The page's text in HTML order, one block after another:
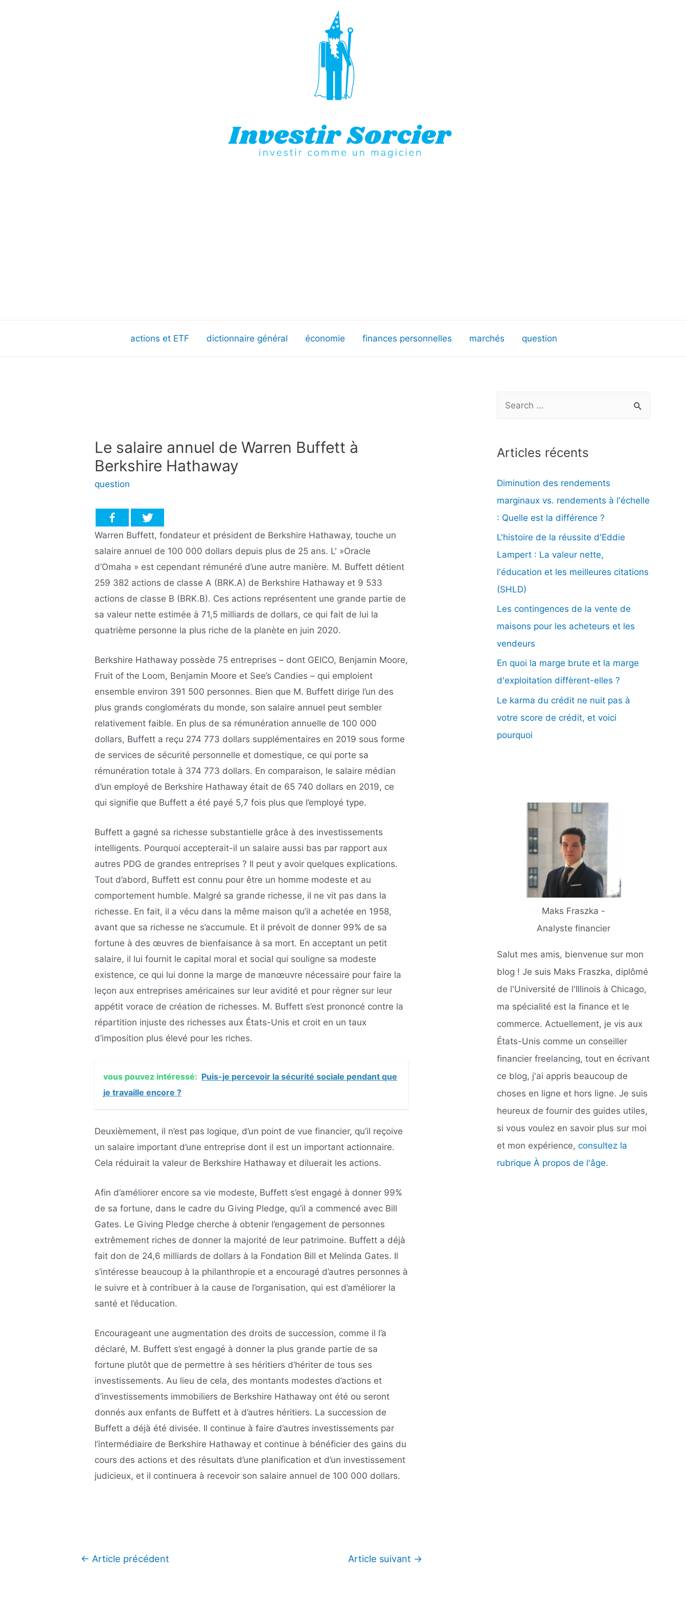
actions et ETF dictionnaire général économie finances personnelles marchés question
Le salaire annuel de Warren Buffett à
Berkshire Hathaway
question
Warren Buffett, fondateur et président de Berkshire Hathaway, touche un
salaire annuel de 100 000 dollars depuis plus de 25 ans. L' »Oracle
d’Omaha » est cependant rémunéré d’une autre manière. M. Buffett détient
259 382 actions de classe A (BRK.A) de Berkshire Hathaway et 9 533
actions de classe B (BRK.B). Ces actions représentent une grande partie de
sa valeur nette estimée à 71,5 milliards de dollars, ce qui fait de lui la
quatrième personne la plus riche de la planète en juin 2020.
Berkshire Hathaway possède 75 entreprises – dont GEICO, Benjamin Moore,
Fruit of the Loom, Benjamin Moore et See’s Candies – qui emploient
ensemble environ 391 500 personnes. Bien que M. Buffett dirige l’un des
plus grands conglomérats du monde, son salaire annuel peut sembler
relativement faible. En plus de sa rémunération annuelle de 100 000
dollars, Buffett a reçu 274 773 dollars supplémentaires en 2019 sous forme
de services de sécurité personnelle et domestique, ce qui porte sa
rémunération totale à 374 773 dollars. En comparaison, le salaire médian
d’un employé de Berkshire Hathaway était de 65 740 dollars en 2019, ce
qui signifie que Buffett a été payé 5,7 fois plus que l’employé type.
Buffett a gagné sa richesse substantielle grâce à des investissements
intelligents. Pourquoi accepterait-il un salaire aussi bas par rapport aux
autres PDG de grandes entreprises ? Il peut y avoir quelques explications.
Tout d’abord, Buffett est connu pour être un homme modeste et au
comportement humble. Malgré sa grande richesse, il ne vit pas dans la
richesse. En fait, il a vécu dans la même maison qu’il a achetée en 1958,
avant que sa richesse ne s’accumule. Et il prévoit de donner 99% de sa
fortune à des œuvres de bienfaisance à sa mort. En acceptant un petit
salaire, il lui fournit le capital moral et social qui souligne sa modeste
existence, ce qui lui donne la marge de manœuvre nécessaire pour faire la
leçon aux entreprises américaines sur leur avidité et pour régner sur leur
appétit vorace de création de richesses. M. Buffett s’est prononcé contre la
répartition injuste des richesses aux États-Unis et croit en un taux
d’imposition plus élevé pour les riches.
vous pouvez intéressé: Puis-je percevoir la sécurité sociale pendant que
je travaille encore ?
Deuxièmement, il n’est pas logique, d’un point de vue financier, qu’il reçoive
un salaire important d’une entreprise dont il est un important actionnaire.
Cela réduirait la valeur de Berkshire Hathaway et diluerait les actions.
Afin d’améliorer encore sa vie modeste, Buffett s’est engagé à donner 99%
de sa fortune, dans le cadre du Giving Pledge, qu’il a commencé avec Bill
Gates. Le Giving Pledge cherche à obtenir l’engagement de personnes
extrêmement riches de donner la majorité de leur patrimoine. Buffett a déjà
fait don de 24,6 milliards de dollars à la Fondation Bill et Melinda Gates. Il
s’intéresse beaucoup à la philanthropie et a encouragé d’autres personnes à
le suivre et à contribuer à la cause de l’organisation, qui est d’améliorer la
santé et l’éducation.
Encourageant une augmentation des droits de succession, comme il l’a
déclaré, M. Buffett s’est engagé à donner la plus grande partie de sa
fortune plutôt que de permettre à ses héritiers d’hériter de tous ses
investissements. Au lieu de cela, des montants modestes d’actions et
d’investissements immobiliers de Berkshire Hathaway ont été ou seront
donnés aux enfants de Buffett et à d’autres héritiers. La succession de
Buffett a déjà été divisée. Il continue à faire d’autres investissements par
l’intermédiaire de Berkshire Hathaway et continue à bénéficier des gains du
cours des actions et des résultats d’une planification et d’un investissement
judicieux, et il continuera à recevoir son salaire annuel de 100 000 dollars.
Navigation
← Article précédent Article suivant →
h
r
c
h
e
r
:
Articles récents
Diminution des rendements
marginaux vs. rendements à l'échelle
: Quelle est la différence ?
L'histoire de la réussite d'Eddie
Lampert : La valeur nette,
l'éducation et les meilleures citations
(SHLD)
Les contingences de la vente de
maisons pour les acheteurs et les
vendeurs
En quoi la marge brute et la marge
d'exploitation diffèrent-elles ?
Le karma du crédit ne nuit pas à
votre score de crédit, et voici
pourquoi
Maks Fraszka -
Analyste financier
Salut mes amis, bienvenue sur mon
blog ! Je suis Maks Fraszka, diplômé
de l'Université de l'Illinois à Chicago,
ma spécialité est la finance et le
commerce. Actuellement, je vis aux
États-Unis comme un conseiller
financier freelancing, tout en écrivant
ce blog, j'ai appris beaucoup de
choses en ligne et hors ligne. Je suis
heureux de fournir des guides utiles,
si vous voulez en savoir plus sur moi
et mon expérience, consultez la
rubrique À propos de l'âge.